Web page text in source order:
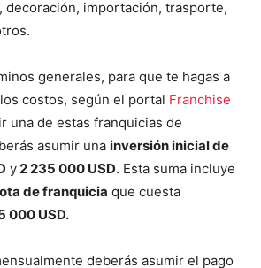
decoración, importación, trasporte,
generales, para que te hagas a
costos, según el portal Franchise
una de estas franquicias de
asumir una inversión inicial de
y 2 235 000 USD. Esta suma incluye
de franquicia que cuesta
000 USD.
deberás asumir el pago